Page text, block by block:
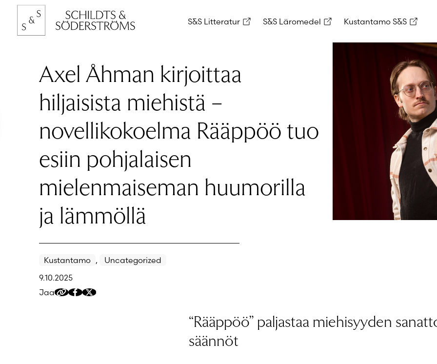
Hyppää
sisältöön
S&S Litteratur S&S Läromedel Kustantamo S&S
Axel Åhman kirjoittaa
hiljaisista miehistä –
novellikokoelma Rääppöö tuo
esiin pohjalaisen
mielenmaiseman huumorilla
ja lämmöllä
Kustantamo ,
Uncategorized
9.10.2025
Jaa
Kopioi
JaaJaa
“Rääppöö” paljastaa miehisyyden
säännöt